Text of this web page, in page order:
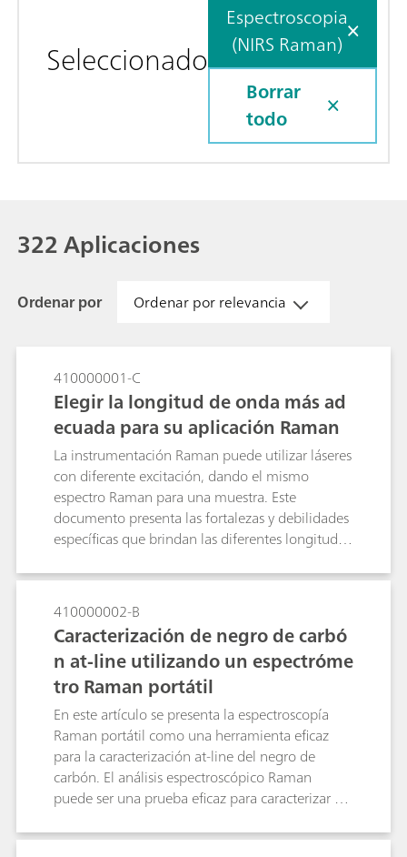
Seleccionado
Espectroscopia
(NIRS Raman)
Borrar
todo
322 Aplicaciones
Ordenar por Ordenar por relevancia
410000001-C
Elegir la longitud de onda más ad
ecuada para su aplicación Raman
La instrumentación Raman puede utilizar láseres
con diferente excitación, dando el mismo
espectro Raman para una muestra. Este
documento presenta las fortalezas y debilidades
específicas que brindan las diferentes longitudes
optimizar la medición de diferentes muestras
mediante su elección de la longitud de onda del
láser de excitación Raman.
410000002-B
Caracterización de negro de carbó
n at-line utilizando un espectróme
tro Raman portátil
En este artículo se presenta la espectroscopía
Raman portátil como una herramienta eficaz
para la caracterización at-line del negro de
carbón. El análisis espectroscópico Raman
puede ser una prueba eficaz para caracterizar el